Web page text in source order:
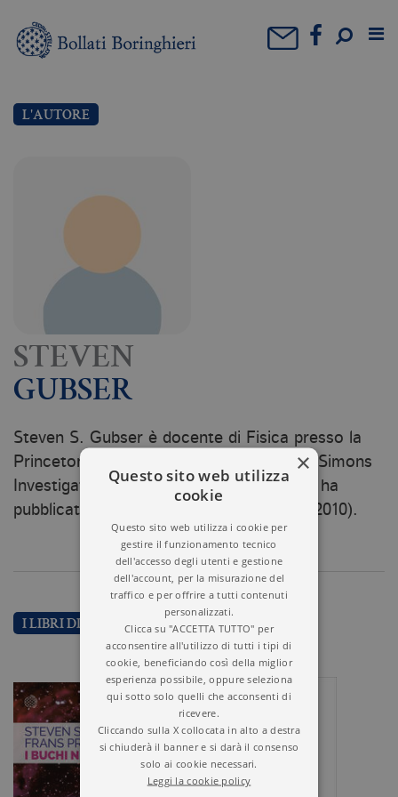
L'AUTORE
STEVEN
GUBSER
Steven S. Gubser è docente di Fisica presso la
Princeton University. Nel 2017 ha vinto il Simons
Investigator Award in Physics. In italiano ha
pubblicato
e (2010).
I LIBRI DI STEVEN GUBSER
×
Questo sito web utilizza
cookie
Questo sito web utilizza i cookie per
gestire il funzionamento tecnico
dell'accesso degli utenti e gestione
dell'account, per la misurazione del
traffico e per offrire a tutti contenuti
personalizzati.
Clicca su "ACCETTA TUTTO" per
acconsentire all'utilizzo di tutti i tipi di
cookie, beneficiando così della miglior
esperienza possibile, oppure seleziona
qui sotto solo quelli che acconsenti di
ricevere.
Cliccando sulla X collocata in alto a destra
si chiuderà il banner e si darà il consenso
solo ai cookie necessari.
Leggi la cookie policy